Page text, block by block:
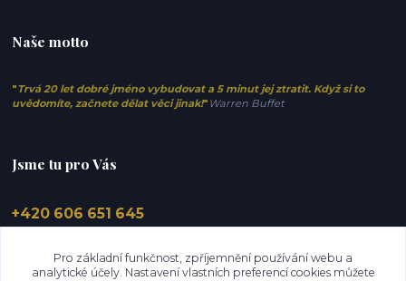
Naše motto
" Trvá 20 let dobré jméno vybudovat a 5 minut jej ztratit. Když si to
uvědomíte, začnete dělat věci jinak!" Warren Buffet
Jsme tu pro Vás
+420 606 651 645
info@elfino.cz
Pro základní funkčnost, zpříjemnění používání webu a
analytické účely. Nastavení vlastních preferencí cookies můžete